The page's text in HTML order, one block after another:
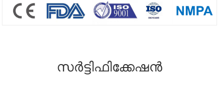
സർട്ടിഫിക്കേഷൻ